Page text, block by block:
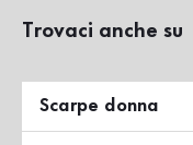
Trovaci anche su
Scarpe donna